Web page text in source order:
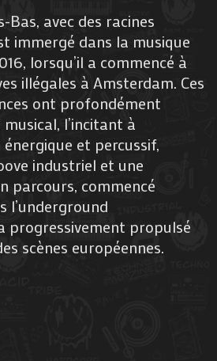
Bas, avec des racines
immergé dans la musique
lorsqu’il a commencé à
illégales à Amsterdam. Ces
ont profondément
l’incitant à
et percussif,
industriel et une
parcours, commencé
l’underground
progressivement propulsé
scènes européennes.